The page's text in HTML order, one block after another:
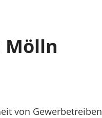
Mölln
von